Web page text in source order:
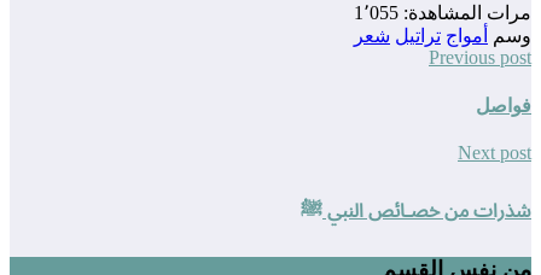
مرات المشاهدة: 1٬055
وسم
أمواج تراتيل شعر
Previous post
فواصل
Next post
شذرات من خصـائص النبي ﷺ
من نفس القسم